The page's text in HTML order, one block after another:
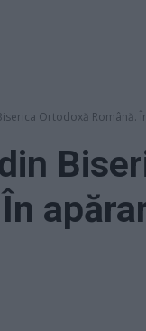
Ortodoxă Română.